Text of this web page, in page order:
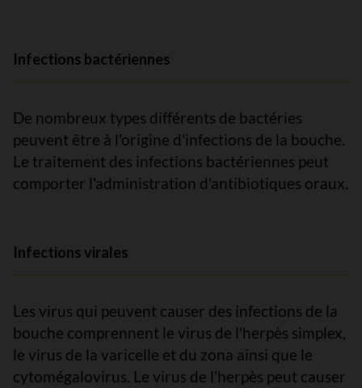
Infections bactériennes
De nombreux types différents de bactéries
peuvent être à l'origine d'infections de la bouche.
Le traitement des infections bactériennes peut
comporter l'administration d'antibiotiques oraux.
Infections virales
Les virus qui peuvent causer des infections de la
bouche comprennent le virus de l'herpès simplex,
le virus de la varicelle et du zona ainsi que le
cytomégalovirus. Le virus de l'herpès peut causer